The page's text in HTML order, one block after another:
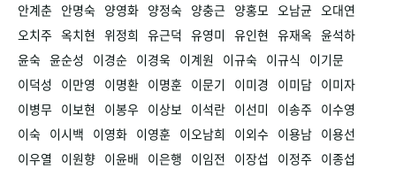
안계춘 안명숙 양영화 양정숙 양충근 양홍모 오남균 오대연
오치주 옥치현 위정희 유근덕 유영미 유인현 유재옥 윤석하
윤숙 윤순성 이경순 이경욱 이계원 이규숙 이규식
이기문
이덕성
이만영 이명환 이명훈 이문기 이미경 이미담 이미자
이병무 이보현 이봉우 이상보 이석란 이선미 이송주 이수영
이숙 이시백 이영화 이영훈 이오남희 이외수 이용남 이용선
이우열
이원향 이윤배 이은행 이임전 이장섭 이정주 이종섭